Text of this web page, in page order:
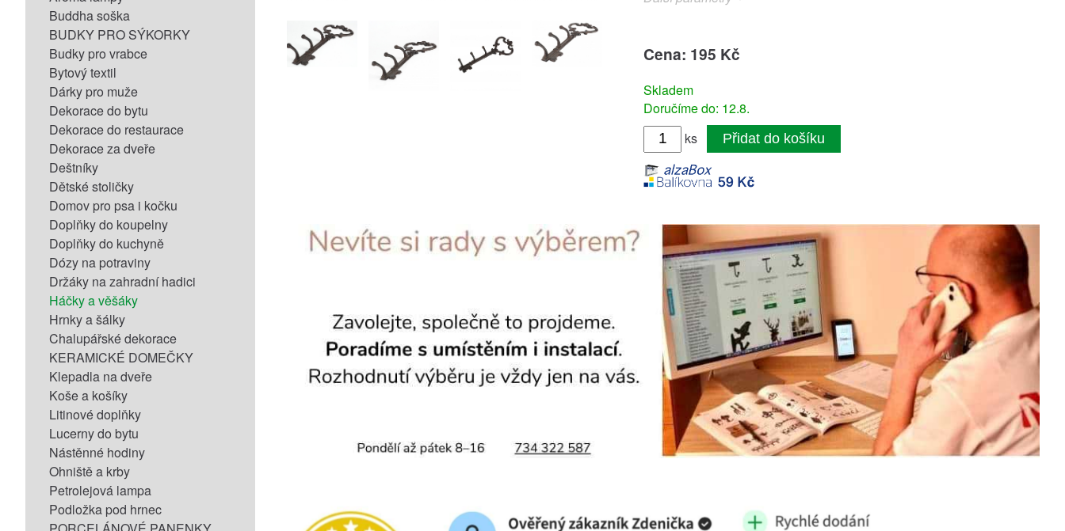
Buddha soška
BUDKY PRO SÝKORKY
Budky pro vrabce
Bytový textil
Dárky pro muže
Dekorace do bytu
Dekorace do restaurace
Dekorace za dveře
Deštníky
Dětské stoličky
Domov pro psa i kočku
Doplňky do koupelny
Doplňky do kuchyně
Dózy na potraviny
Držáky na zahradní hadici
Háčky a věšáky
Hrnky a šálky
Chalupářské dekorace
KERAMICKÉ DOMEČKY
Klepadla na dveře
Koše a košíky
Litinové doplňky
Lucerny do bytu
Nástěnné hodiny
Ohniště a krby
Petrolejová lampa
Podložka pod hrnec
Cena: 195 Kč
Skladem
Doručíme do: 12.8.
ks
Přidat do košíku